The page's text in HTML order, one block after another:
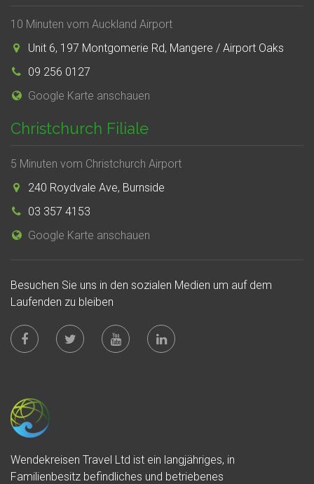
10 Minuten vom Auckland Airport
Unit 6, 197 Montgomerie Rd, Mangere / Airport Oaks
09 256 0127
Google Karte anschauen
Christchurch Filiale
5 Minuten vom Christchurch Airport
240 Roydvale Ave, Burnside
03 357 4153
Google Karte anschauen
Besuchen Sie uns in den sozialen Medien um auf dem
Laufenden zu bleiben
Wendekreisen Travel Ltd ist ein langjähriges, in
Familienbesitz befindliches und betriebenes